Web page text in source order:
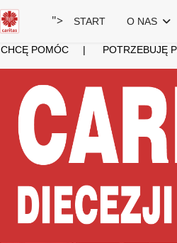
"> START O NAS
CHCĘ POMÓC| POTRZEBUJĘ